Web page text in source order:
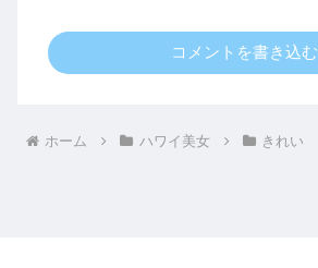
コメントを書き込む
ホーム ハワイ美女 きれい